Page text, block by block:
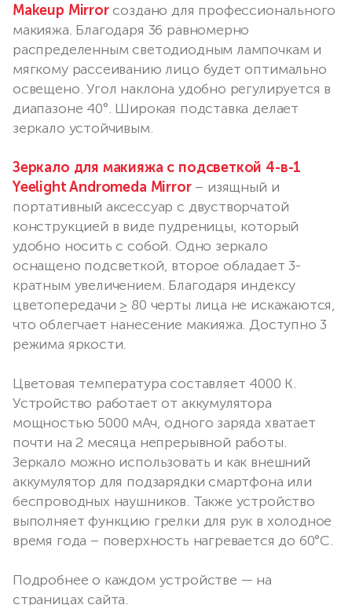
Makeup Mirrorсоздано для профессионального
макияжа. Благодаря 36 равномерно
распределенным светодиодным лампочкам и
мягкому рассеиванию лицо будет оптимально
освещено. Угол наклона удобно регулируется в
диапазоне 40°. Широкая подставка делает
зеркало устойчивым.
Зеркало для макияжа с подсветкой 4-в-1
Yeelight Andromeda Mirror– изящный и
портативный аксессуар с двустворчатой
конструкцией в виде пудреницы, который
удобно носить с собой. Одно зеркало
оснащено подсветкой, второе обладает 3-
кратным увеличением. Благодаря индексу
цветопередачи ≥ 80 черты лица не искажаются,
что облегчает нанесение макияжа. Доступно 3
режима яркости.
Цветовая температура составляет 4000 K.
Устройство работает от аккумулятора
мощностью 5000 мАч, одного заряда хватает
почти на 2 месяца непрерывной работы.
Зеркало можно использовать и как внешний
аккумулятор для подзарядки смартфона или
беспроводных наушников. Также устройство
выполняет функцию грелки для рук в холодное
время года – поверхность нагревается до 60°C.
Подробнее о каждом устройстве — на
страницах сайта.